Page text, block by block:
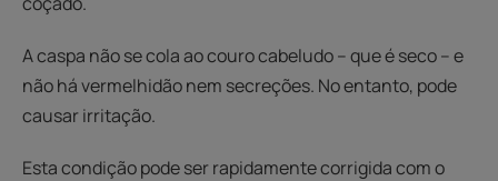
A caspa não se cola ao couro cabeludo – que é seco – e
não há vermelhidão nem secreções. No entanto, pode
causar irritação.
Esta condição pode ser rapidamente corrigida com o